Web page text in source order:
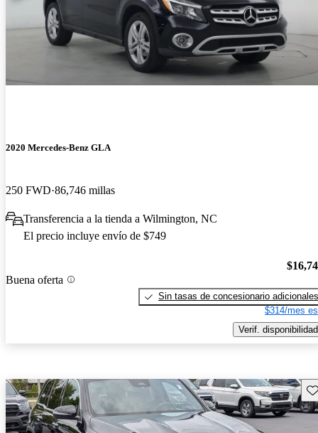
2020 Mercedes-Benz GLA
250 FWD 86,746 millas
Transferencia a la tienda a Wilmington, NC
El precio incluye envío de $749
Buena oferta
Sin tasas de concesionario adicionales
$314/mes
Verif. disponibilidad